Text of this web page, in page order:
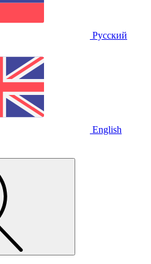
Русский
English